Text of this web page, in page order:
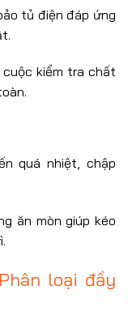
tủ điện đáp ứng
kiểm tra chất
quá nhiệt, chập
ăn mòn giúp kéo
loại đầy